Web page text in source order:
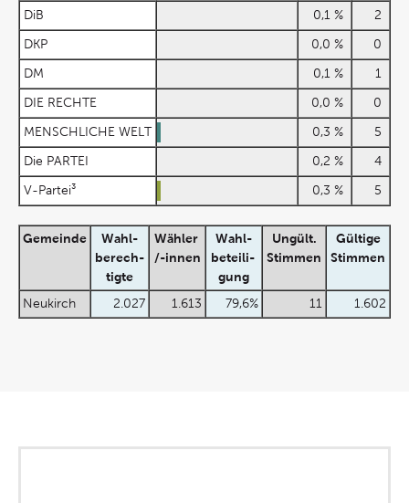
DiB 0,1 % 2
DKP 0,0 % 0
DM 0,1 % 1
DIE RECHTE 0,0 % 0
MENSCHLICHE WELT 0,3 % 5
Die PARTEI 0,2 % 4
V-Partei³ 0,3 % 5
Gemeinde
Wahl-
berech-
tigte
Wähler
/-innen
Wahl-
beteili-
gung
Ungült.
Stimmen
Gültige
Stimmen
Neukirch 2.027 1.613 79,6% 11 1.602